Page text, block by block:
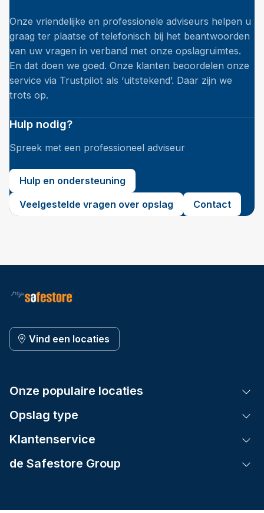
Onze vriendelijke en professionele adviseurs helpen u
graag ter plaatse of telefonisch bij het beantwoorden
van uw vragen in verband met onze opslagruimtes.
En dat doen we goed. Onze klanten beoordelen onze
service via Trustpilot als ‘uitstekend’. Daar zijn we
trots op.
Hulp nodig?
Spreek met een professioneel adviseur
Hulp en ondersteuning
Veelgestelde vragen over opslag
Contact
Vind een locaties
Onze populaire locaties
Opslag type
Klantenservice
de Safestore Group